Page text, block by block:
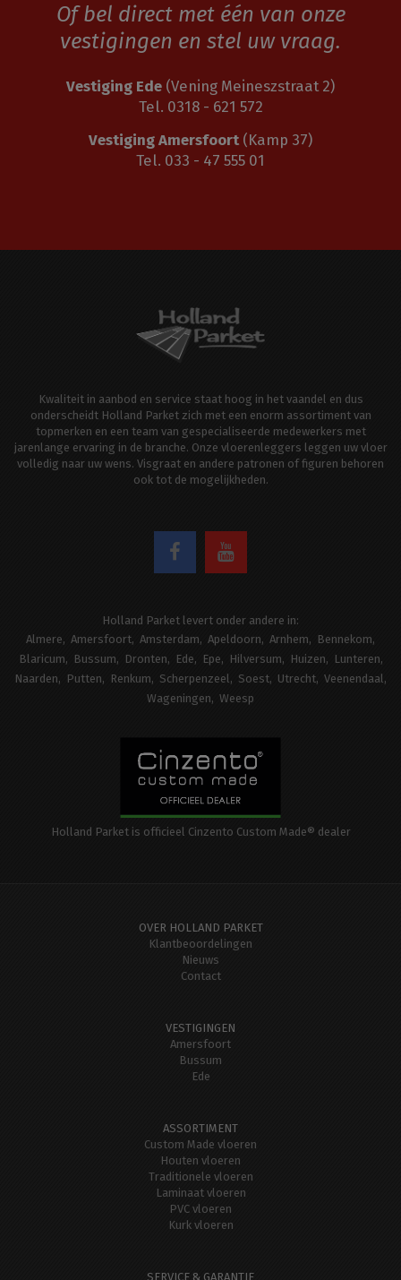
Of bel direct met één van onze
vestigingen en stel uw vraag.
Vestiging Ede (Vening Meineszstraat 2)
Tel. 0318 - 621 572
Vestiging Amersfoort (Kamp 37)
Tel. 033 - 47 555 01
Kwaliteit in aanbod en service staat hoog in het vaandel en dus
onderscheidt Holland Parket zich met een enorm assortiment van
topmerken en een team van gespecialiseerde medewerkers met
jarenlange ervaring in de branche. Onze vloerenleggers leggen uw vloer
volledig naar uw wens. Visgraat en andere patronen of figuren behoren
ook tot de mogelijkheden.
Holland Parket levert onder andere in:
Almere
Amersfoort Amsterdam Apeldoorn Arnhem
Bennekom
Blaricum
Bussum Dronten Ede Epe Hilversum Huizen
Lunteren
Naarden
Putten Renkum Scherpenzeel Soest Utrecht Veenendaal
Wageningen
Weesp
Holland Parket is officieel Cinzento Custom Made® dealer
OVER HOLLAND PARKET
Klantbeoordelingen
Nieuws
Contact
VESTIGINGEN
Amersfoort
Bussum
Ede
ASSORTIMENT
Custom Made vloeren
Houten vloeren
Traditionele vloeren
Laminaat vloeren
PVC vloeren
Kurk vloeren
SERVICE & GARANTIE